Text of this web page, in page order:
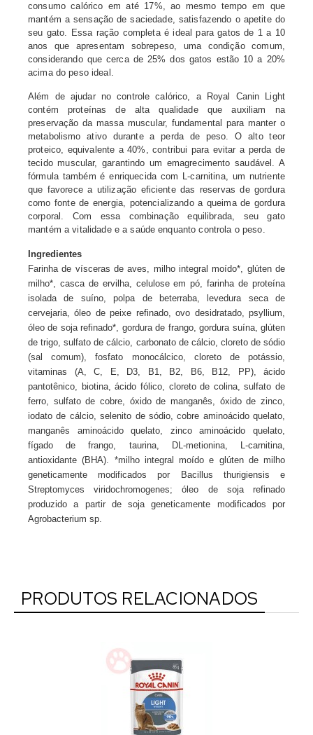
consumo calórico em até 17%, ao mesmo tempo em que
mantém a sensação de saciedade, satisfazendo o apetite do
seu gato. Essa ração completa é ideal para gatos de 1 a 10
anos que apresentam sobrepeso, uma condição comum,
considerando que cerca de 25% dos gatos estão 10 a 20%
acima do peso ideal.
Além de ajudar no controle calórico, a Royal Canin Light
contém proteínas de alta qualidade que auxiliam na
preservação da massa muscular, fundamental para manter o
metabolismo ativo durante a perda de peso. O alto teor
proteico, equivalente a 40%, contribui para evitar a perda de
tecido muscular, garantindo um emagrecimento saudável. A
fórmula também é enriquecida com L-carnitina, um nutriente
que favorece a utilização eficiente das reservas de gordura
como fonte de energia, potencializando a queima de gordura
corporal. Com essa combinação equilibrada, seu gato
mantém a vitalidade e a saúde enquanto controla o peso.
Ingredientes
Farinha de vísceras de aves, milho integral moído*, glúten de
milho*, casca de ervilha, celulose em pó, farinha de proteína
isolada de suíno, polpa de beterraba, levedura seca de
cervejaria, óleo de peixe refinado, ovo desidratado, psyllium,
óleo de soja refinado*, gordura de frango, gordura suína, glúten
de trigo, sulfato de cálcio, carbonato de cálcio, cloreto de sódio
(sal comum), fosfato monocálcico, cloreto de potássio,
vitaminas (A, C, E, D3, B1, B2, B6, B12, PP), ácido
pantotênico, biotina, ácido fólico, cloreto de colina, sulfato de
ferro, sulfato de cobre, óxido de manganês, óxido de zinco,
iodato de cálcio, selenito de sódio, cobre aminoácido quelato,
manganês aminoácido quelato, zinco aminoácido quelato,
fígado de frango, taurina, DL-metionina, L-carnitina,
antioxidante (BHA). *milho integral moído e glúten de milho
geneticamente modificados por Bacillus thurigiensis e
Streptomyces viridochromogenes; óleo de soja refinado
produzido a partir de soja geneticamente modificados por
Agrobacterium sp.
PRODUTOS RELACIONADOS